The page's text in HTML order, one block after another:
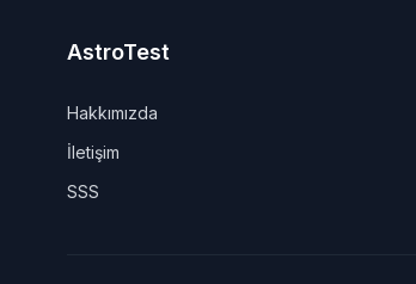
AstroTest
Hakkımızda
İletişim
SSS